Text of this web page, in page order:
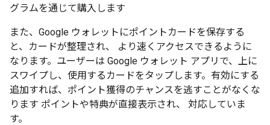
グラムを通じて購入します
また、Google ウォレットにポイントカードを保存する
と、カードが整理され、 より速くアクセスできるように
なります。ユーザーは Google ウォレット アプリで、上に
スワイプし、使用するカードをタップします。有効にする
追加すれば、ポイント獲得のチャンスを逃すことがなくな
ります ポイントや特典が直接表示され、 対応していま
す。